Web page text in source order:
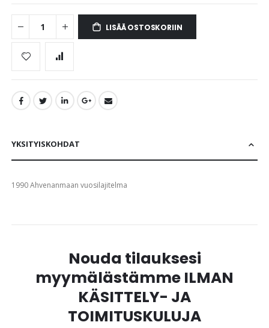
LISÄÄ OSTOSKORIIN
YKSITYISKOHDAT
1990 Ahvenanmaan vuosilajitelma
Nouda tilauksesi
myymälästämme ILMAN
KÄSITTELY- JA
TOIMITUSKULUJA